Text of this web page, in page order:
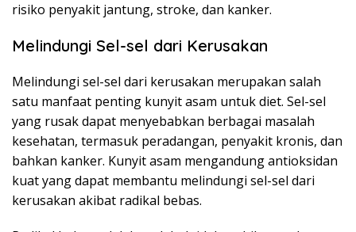
risiko penyakit jantung, stroke, dan kanker.
Melindungi Sel-sel dari Kerusakan
Melindungi sel-sel dari kerusakan merupakan salah
satu manfaat penting kunyit asam untuk diet. Sel-sel
yang rusak dapat menyebabkan berbagai masalah
kesehatan, termasuk peradangan, penyakit kronis, dan
bahkan kanker. Kunyit asam mengandung antioksidan
kuat yang dapat membantu melindungi sel-sel dari
kerusakan akibat radikal bebas.